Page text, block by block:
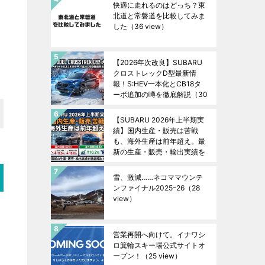
快適に走れるのはどっち？東
北道と常磐道を比較してみま
した （36 view）
【2026年次改良】SUBARU
クロストレックD型最新情
報！S:HEV一本化とCB18タ
ーボ追加の噂を徹底解説 （30
【SUBARU 2026年上半期実
績】国内生産・販売は苦戦
も、海外生産は前年超え。最
新の生産・販売・輸出実績を
雪、激減……ネコママウンテ
ンファイナル2025ｰ26 （28
view）
営業再開へ向けて。イナワシ
ロ箕輪スキー場公式サイトオ
ープン！
（25 view）